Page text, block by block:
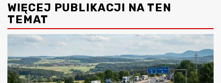
WIĘCEJ PUBLIKACJI NA TEN
TEMAT